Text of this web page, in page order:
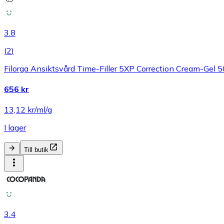
3.8
(2)
Filorga Ansiktsvård Time-Filler 5XP Correction Cream-Gel
656 kr
13,12 kr/ml/g
I lager
Till butik
3.4